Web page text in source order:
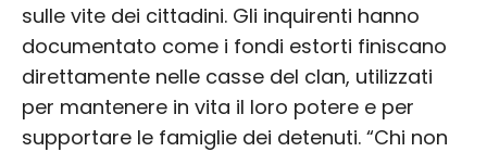
sulle vite dei cittadini. Gli inquirenti hanno
documentato come i fondi estorti finiscano
direttamente nelle casse del clan, utilizzati
per mantenere in vita il loro potere e per
supportare le famiglie dei detenuti. “Chi non